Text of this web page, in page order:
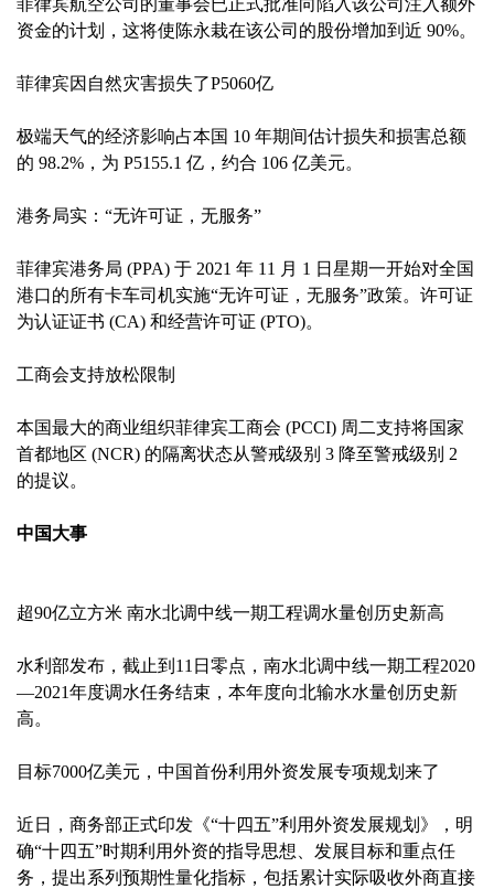
菲律宾航空公司的董事会已正式批准向陷入该公司注入额外
资金的计划，这将使陈永栽在该公司的股份增加到近 90%。
菲律宾因自然灾害损失了P5060亿
极端天气的经济影响占本国 10 年期间估计损失和损害总额
的 98.2%，为 P5155.1 亿，约合 106 亿美元。
港务局实：“无许可证，无服务”
菲律宾港务局 (PPA) 于 2021 年 11 月 1 日星期一开始对全国
港口的所有卡车司机实施“无许可证，无服务”政策。许可证
为认证证书 (CA) 和经营许可证 (PTO)。
工商会支持放松限制
本国最大的商业组织菲律宾工商会 (PCCI) 周二支持将国家
首都地区 (NCR) 的隔离状态从警戒级别 3 降至警戒级别 2
的提议。
中国大事
超90亿立方米 南水北调中线一期工程调水量创历史新高
水利部发布，截止到11日零点，南水北调中线一期工程2020
—2021年度调水任务结束，本年度向北输水水量创历史新
高。
目标7000亿美元，中国首份利用外资发展专项规划来了
近日，商务部正式印发《“十四五”利用外资发展规划》，明
确“十四五”时期利用外资的指导思想、发展目标和重点任
务，提出系列预期性量化指标，包括累计实际吸收外商直接